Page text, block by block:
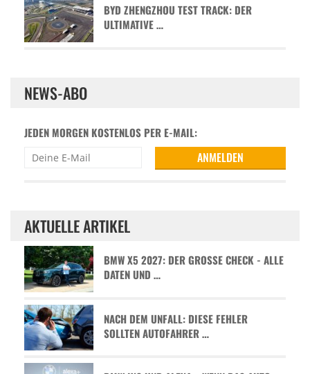
BYD ZHENGZHOU TEST TRACK: DER
ULTIMATIVE …
NEWS-ABO
JEDEN MORGEN KOSTENLOS PER E-MAIL:
AKTUELLE ARTIKEL
BMW X5 2027: DER GROSSE CHECK - ALLE D
ATEN UND …
NACH DEM UNFALL: DIESE FEHLER
SOLLTEN AUTOFAHRER …